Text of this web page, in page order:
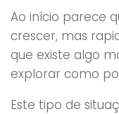
Ao início parece
crescer, mas
que existe algo
explorar como
Este tipo de